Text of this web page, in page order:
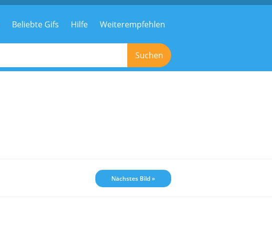
Beliebte Gifs Hilfe Weiterempfehlen
Suchen
Nächstes Bild »